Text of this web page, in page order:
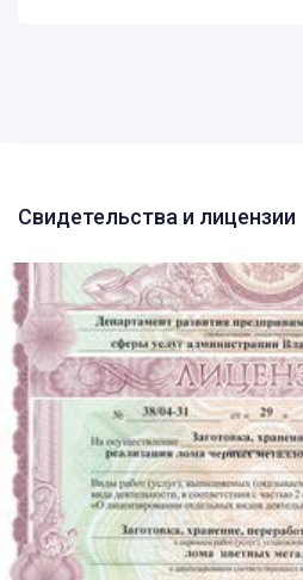
Свидетельства и лицензии